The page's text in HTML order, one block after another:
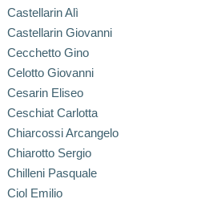
Castellarin Alì
Castellarin Giovanni
Cecchetto Gino
Celotto Giovanni
Cesarin Eliseo
Ceschiat Carlotta
Chiarcossi Arcangelo
Chiarotto Sergio
Chilleni Pasquale
Ciol Emilio